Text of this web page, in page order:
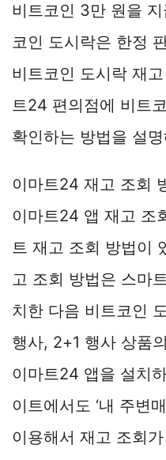
비트코인 3만 원을
코인 도시락은 한정
비트코인 도시락 재
트24 편의점에 비트
확인하는 방법을 설
이마트24 재고 조회
이마트24 앱 재고 조
트 재고 조회 방법이
고 조회 방법은 스마
치한 다음 비트코인
행사, 2+1 행사 상품
이마트24 앱을 설치
이트에서도 ‘내 주변
이용해서 재고 조회